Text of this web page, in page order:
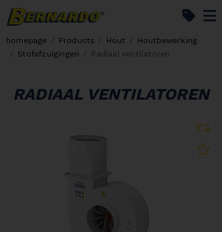
homepage Products Hout
Houtbewerking
Stofafzuigingen
Radiaal ventilatoren
RADIAAL VENTILATOREN